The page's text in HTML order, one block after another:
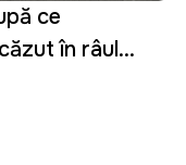
ce
în râul